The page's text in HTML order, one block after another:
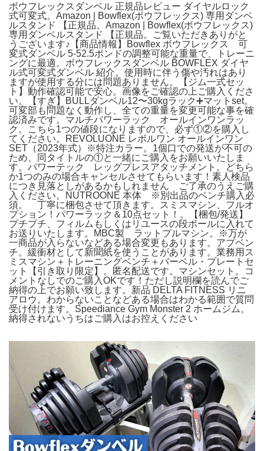
ボウフレックスダンベル 正規品レビュー ダイヤルロック
式可変式。Amazon | Bowflex(ボウフレックス) 専用ダンベ
ルスタンド 【正規品。Amazon | Bowflex(ボウフレックス)
専用ダンベルスタンド 【正規品。ご覧いただきありがと
うございます♪【商品情報】Bowflex ボウフレックス 可
変式ダンベル 5-52.5ポンドの調整可能な重量で、トレーニ
ングに最適。ボウフレックスダンベル BOWFLEX ダイヤ
ル式可変式ダンベル 紹介。使用時に伴う傷や汚れはあり
ますが使用する分には問題ありません。【ジム一式セッ
ト】動作確認可能で安心。画像をご確認の上ご購入くださ
い。【すぎ】BULLダンベル12〜30kgラック➕マットset。
可変部も問題なく動作し、全ての重量を変更可能な事を確
認済みです。マルチパワーラック オールインワンラッ
ク。こちら1つの値段になりますので、必ず①②を購入し
てください。REVOLUONE レボルワン オールインワン
SET（2023年式）※特注カラー。1個口での発送が不可の
ため、同タイトルの①と一緒にご購入をお願いいたしま
す。パワーテック レッグプレスアタッチメント。どちら
か1つのみの場合キャンセルさせてもらいます！素人検品
につき見落としがあるかもしれません ご了承のうえご購
入ください。NUTROONE 本体 ※別出品のベンチ購入必
須。 丁寧に梱包させて頂きます。スミスマシン、フルオ
プション！パワーラック＆10点セット！。【梱包/発送】
プチプチ、フィルムもしくはリユースの段ボールに入れて
お送りいたします。MBC製 ラットプルマシン。※万が
一商品が入らないなどある場合変更もあります。アブベン
チ。緩衝材として新聞紙を使うことがあります。業務用ス
ミスマシン＋トレーニングベンチ＋バーベル・プレートセ
ット【引き取り限定】。匿名配送です。マシンセット。コ
メントなしでのご購入OKです！ただし説明欄を読んでご
納得の上でお願い致します。新品 DELTA FITNESS リニ
アロウ。わからないことなどある場合はわかる範囲で質問
受け付けます。Speediance Gym Monster 2 ホームジム。
納得されないうちはご購入はお控えください